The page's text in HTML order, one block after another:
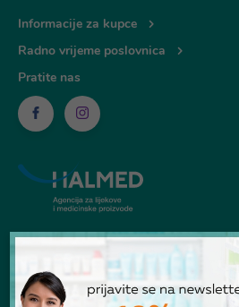
Informacije za kupce
Radno vrijeme poslovnica
Pratite nas
© Ljekarna Talan 2026